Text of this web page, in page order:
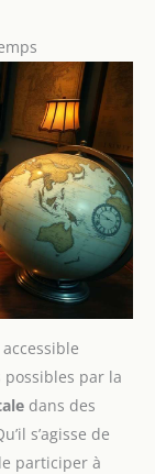
possibles par la
dans des
s’agisse de
participer à